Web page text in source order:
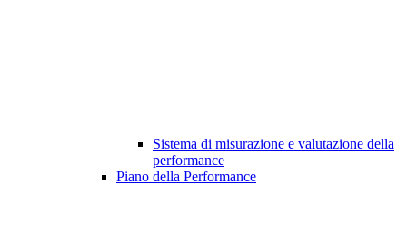
Sistema di misurazione e valutazione della
performance
Piano della Performance